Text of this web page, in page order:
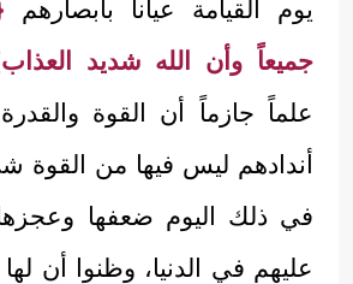
يوم القيامة عياناً بأبصارهم
جميعاً وأن الله شديد
علماً جازماً أن القوة
أندادهم ليس فيها من القوة
في ذلك اليوم ضعفها
عليهم في الدنيا، وظنوا أن